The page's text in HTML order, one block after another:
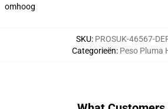
omhoog
SKU: PROSUK-46567-
Categorieën: Peso Pluma